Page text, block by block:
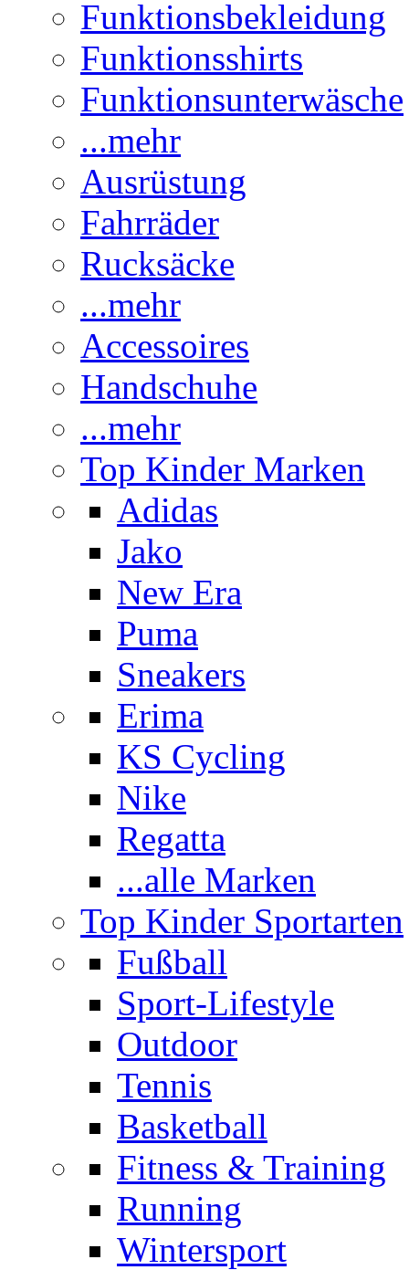
Funktionsbekleidung
Funktionsshirts
Funktionsunterwäsche
...mehr
Ausrüstung
Fahrräder
Rucksäcke
...mehr
Accessoires
Handschuhe
...mehr
Top Kinder Marken
Adidas
Jako
New Era
Puma
Sneakers
Erima
KS Cycling
Nike
Regatta
...alle Marken
Top Kinder Sportarten
Fußball
Sport-Lifestyle
Outdoor
Tennis
Basketball
Fitness & Training
Running
Wintersport